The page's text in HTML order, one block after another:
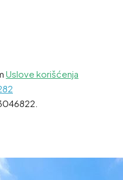
Uslove korišćenja